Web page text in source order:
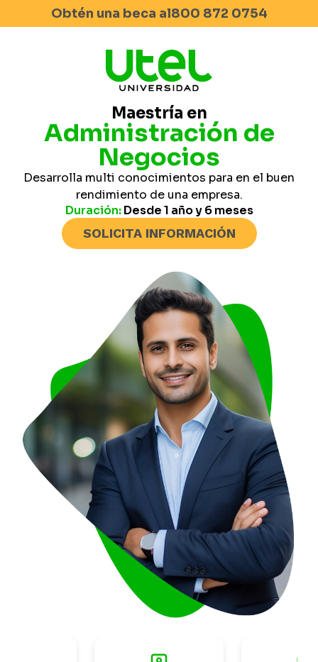
Obtén una beca al800 872 0754
Maestría en
Administración de
Negocios
Desarrolla multi conocimientos para en el buen
rendimiento de una empresa.
Duración:Desde 1 año y 6 meses
SOLICITA INFORMACIÓN